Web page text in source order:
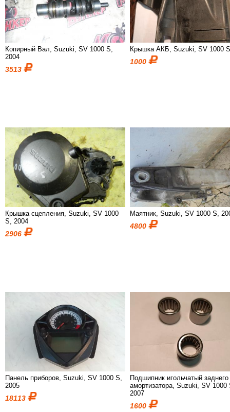
Копирный Вал, Suzuki, SV 1000 S,
2004
3513
Крышка АКБ, Suzuki, SV 1000
1000
Крышка сцепления, Suzuki, SV 1000
S, 2004
2906
Маятник, Suzuki, SV 1000 S,
4800
Панель приборов, Suzuki, SV 1000 S,
2005
18113
Подшипник игольчатый заднего
амортизатора, Suzuki, SV 1000
2007
1600